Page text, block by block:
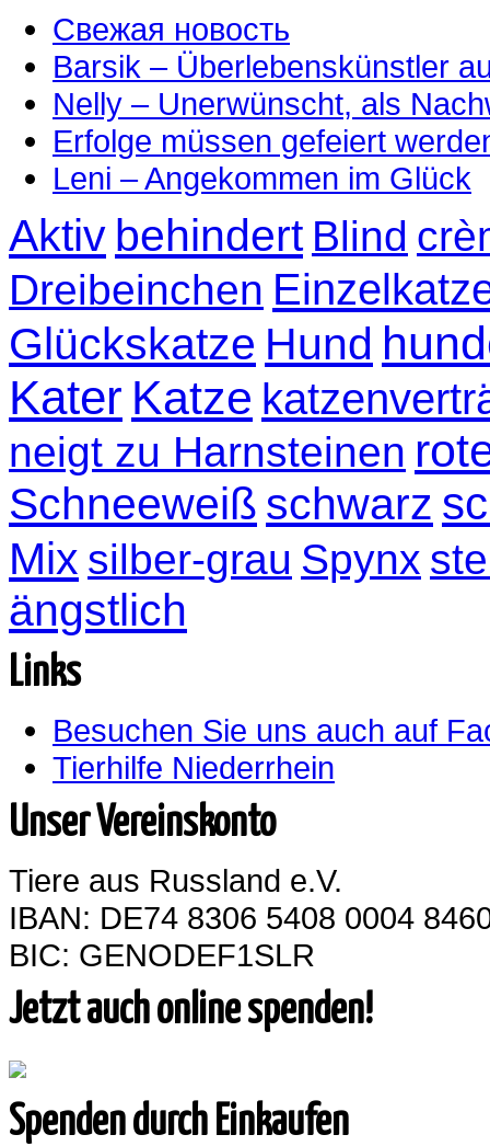
Свежая новость
Barsik – Überlebenskünstler
Nelly – Unerwünscht, als
Erfolge müssen gefeiert
Leni – Angekommen im Glück
Aktiv behindert Blind
Dreibeinchen
Glückskatze Hund
Kater Katze
neigt zu Harnsteinen
Schneeweiß schwarz
Mix silber-grau Spynx
ängstlich
Links
Besuchen Sie uns auch auf
Tierhilfe Niederrhein
Unser Vereinskonto
Tiere aus Russland e.V.
IBAN: DE74 8306 5408 0004
BIC: GENODEF1SLR
Jetzt auch online spenden!
Spenden durch Einkaufen